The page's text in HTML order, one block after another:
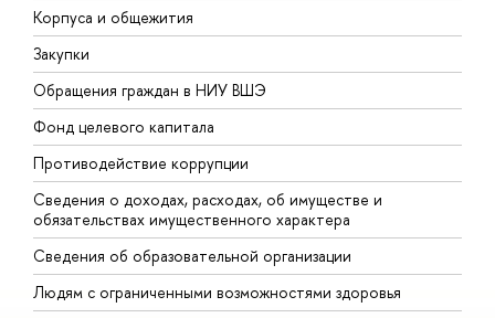
Корпуса и общежития
Закупки
Обращения граждан в НИУ ВШЭ
Фонд целевого капитала
Противодействие коррупции
Сведения о доходах, расходах, об имуществе и
обязательствах имущественного характера
Сведения об образовательной организации
Людям с ограниченными возможностями здоровья